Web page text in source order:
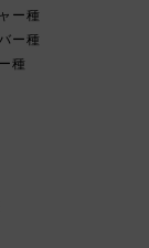
ー種
ー種
種